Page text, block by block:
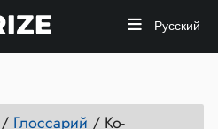
Русский
/ Глоссарий / Ко-